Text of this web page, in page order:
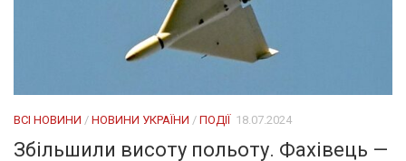
ВСІ НОВИНИ / НОВИНИ УКРАЇНИ / ПОДІЇ 18.07.2024
Збільшили висоту польоту. Фахівець —